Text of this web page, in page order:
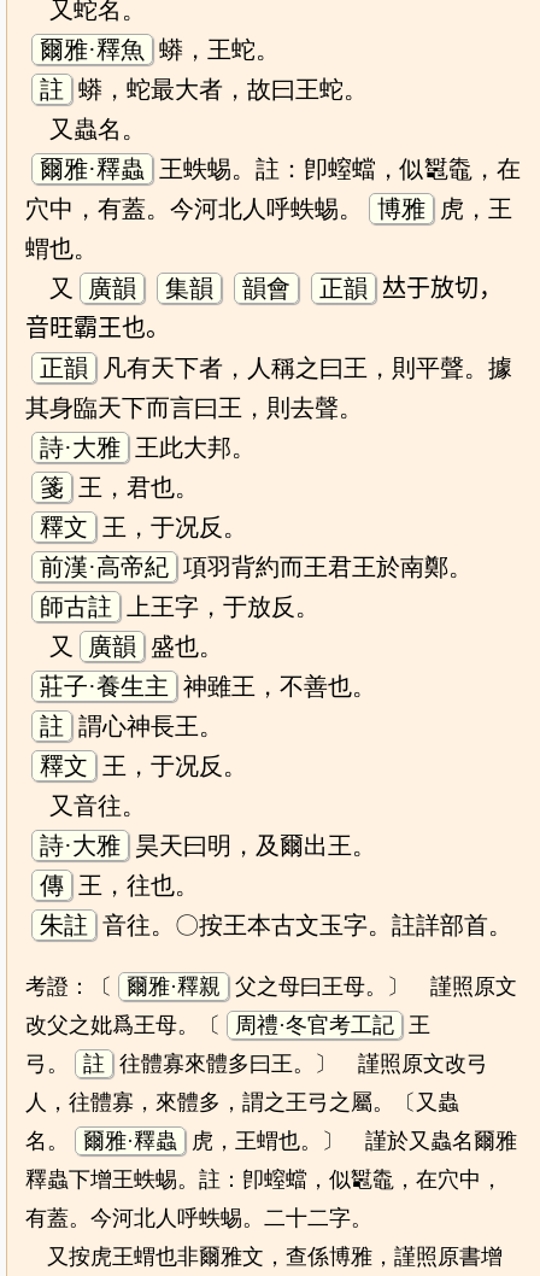
又蛇名。
爾雅·釋魚
蟒，王蛇。
註 蟒，蛇最大者，故曰王蛇。
又蟲名。
爾雅·釋蟲
王蛈蜴。註：卽螲蟷，似䵹鼄，在
穴中，有蓋。今河北人呼蛈蜴。
博雅
虎，王
蝟也。
又
廣韻 集韻 韻會 正韻
𠀤于放切，
音旺霸王也。
正韻
凡有天下者，人稱之曰王，則平聲。據
其身臨天下而言曰王，則去聲。
詩·大雅 王此大邦。
箋 王，君也。
釋文
王，于况反。
前漢·高帝紀 項羽背約而王君王於南鄭。
師古註
上王字，于放反。
又
廣韻
盛也。
莊子·養生主 神雖王，不善也。
註 謂心神長王。
釋文
王，于况反。
又音往。
詩·大雅 昊天曰明，及爾出王。
傳 王，往也。
朱註 音往。〇按王本古文玉字。註詳部首。
考證：〔 爾雅·釋親
父之母曰王母。〕 謹照原文
改父之妣爲王母。〔
周禮·冬官考工記
王
弓。
註
往體寡來體多曰王。〕 謹照原文改弓
人，往體寡，來體多，謂之王弓之屬。〔又蟲
名。
爾雅·釋蟲
虎，王蝟也。〕 謹於又蟲名爾雅
釋蟲下增王蛈蜴。註：卽螲蟷，似䵹鼄，在穴中，
有蓋。今河北人呼蛈蜴。二十二字。
又按虎王蝟也非爾雅文，查係博雅，謹照原書增